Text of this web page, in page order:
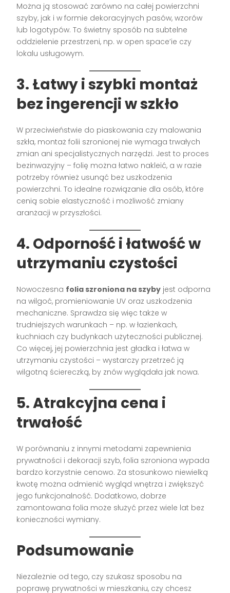
Można ją stosować zarówno na całej powierzchni
szyby, jak i w formie dekoracyjnych pasów, wzorów
lub logotypów. To świetny sposób na subtelne
oddzielenie przestrzeni, np. w open space’ie czy
lokalu usługowym.
3. Łatwy i szybki montaż
bez ingerencji w szkło
W przeciwieństwie do piaskowania czy malowania
szkła, montaż folii szronionej nie wymaga trwałych
zmian ani specjalistycznych narzędzi. Jest to proces
bezinwazyjny – folię można łatwo nakleić, a w razie
potrzeby również usunąć bez uszkodzenia
powierzchni. To idealne rozwiązanie dla osób, które
cenią sobie elastyczność i możliwość zmiany
aranżacji w przyszłości.
4. Odporność i łatwość w
utrzymaniu czystości
Nowoczesna folia szroniona na szyby jest odporna
na wilgoć, promieniowanie UV oraz uszkodzenia
mechaniczne. Sprawdza się więc także w
trudniejszych warunkach – np. w łazienkach,
kuchniach czy budynkach użyteczności publicznej.
Co więcej, jej powierzchnia jest gładka i łatwa w
utrzymaniu czystości – wystarczy przetrzeć ją
wilgotną ściereczką, by znów wyglądała jak nowa.
5.Atrakcyjna cena i
trwałość
W porównaniu z innymi metodami zapewnienia
prywatności i dekoracji szyb, folia szroniona wypada
bardzo korzystnie cenowo. Za stosunkowo niewielką
kwotę można odmienić wygląd wnętrza i zwiększyć
jego funkcjonalność. Dodatkowo, dobrze
zamontowana folia może służyć przez wiele lat bez
konieczności wymiany.
Podsumowanie
Niezależnie od tego, czy szukasz sposobu na
poprawę prywatności w mieszkaniu, czy chcesz